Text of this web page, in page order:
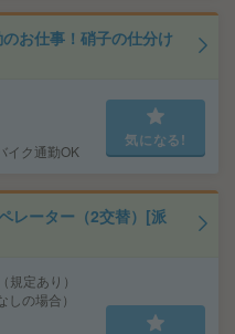
お仕事！硝子の仕分け
ク通勤OK
気になる!
レーター（2交替）[派
定あり）
の場合）